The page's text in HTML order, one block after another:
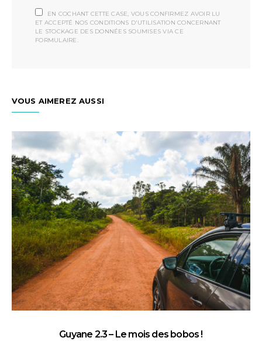
EN COCHANT CETTE CASE, VOUS CONFIRMEZ AVOIR LU
ET ACCEPTÉ NOS CONDITIONS D'UTILISATION CONCERNANT
LE STOCKAGE DES DONNÉES SOUMISES VIA CE
FORMULAIRE.
VOUS AIMEREZ AUSSI
Guyane 2.3 – Le mois des bobos !